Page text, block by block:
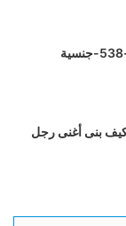
كيف بنى أغنى رجل